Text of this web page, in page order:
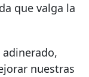
que valga la
nuestras